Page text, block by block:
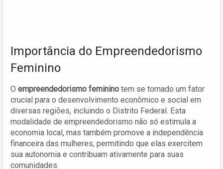
Importância do Empreendedorismo
Feminino
O empreendedorismo feminino tem se tornado um fator
crucial para o desenvolvimento econômico e social em
diversas regiões, incluindo o Distrito Federal. Esta
modalidade de empreendedorismo não só estimula a
economia local, mas também promove a independência
financeira das mulheres, permitindo que elas exercitem
sua autonomia e contribuam ativamente para suas
comunidades.